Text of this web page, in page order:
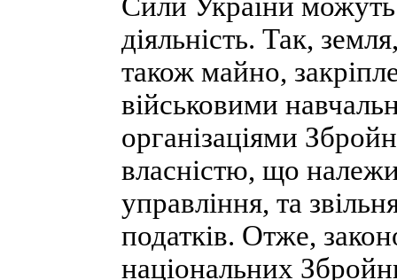
діяльність. Так,
також майно,
військовими
організаціями
власністю, що
управління, та
податків. Отже,
національних